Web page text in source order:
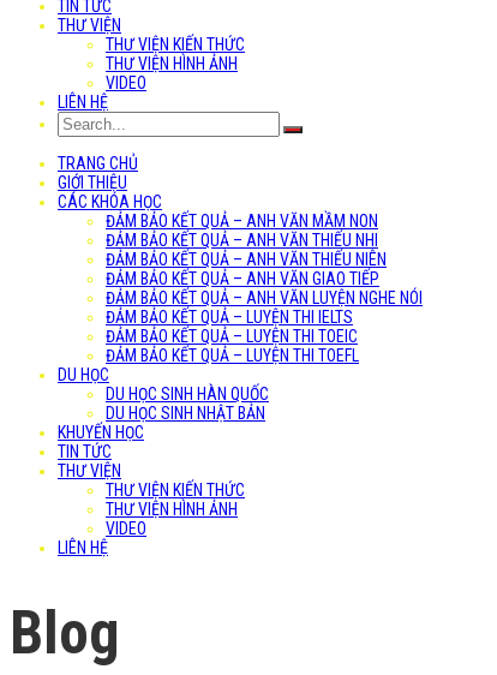
TIN TỨC
THƯ VIỆN
THƯ VIỆN KIẾN THỨC
THƯ VIỆN HÌNH ẢNH
VIDEO
LIÊN HỆ
TRANG CHỦ
GIỚI THIỆU
CÁC KHÓA HỌC
ĐẢM BẢO KẾT QUẢ – ANH VĂN MẦM NON
ĐẢM BẢO KẾT QUẢ – ANH VĂN THIẾU NHI
ĐẢM BẢO KẾT QUẢ – ANH VĂN THIẾU NIÊN
ĐẢM BẢO KẾT QUẢ – ANH VĂN GIAO TIẾP
ĐẢM BẢO KẾT QUẢ – ANH VĂN LUYỆN NGHE NÓI
ĐẢM BẢO KẾT QUẢ – LUYỆN THI IELTS
ĐẢM BẢO KẾT QUẢ – LUYỆN THI TOEIC
ĐẢM BẢO KẾT QUẢ – LUYỆN THI TOEFL
DU HỌC
DU HỌC SINH HÀN QUỐC
DU HỌC SINH NHẬT BẢN
KHUYẾN HỌC
TIN TỨC
THƯ VIỆN
THƯ VIỆN KIẾN THỨC
THƯ VIỆN HÌNH ẢNH
VIDEO
LIÊN HỆ
Blog